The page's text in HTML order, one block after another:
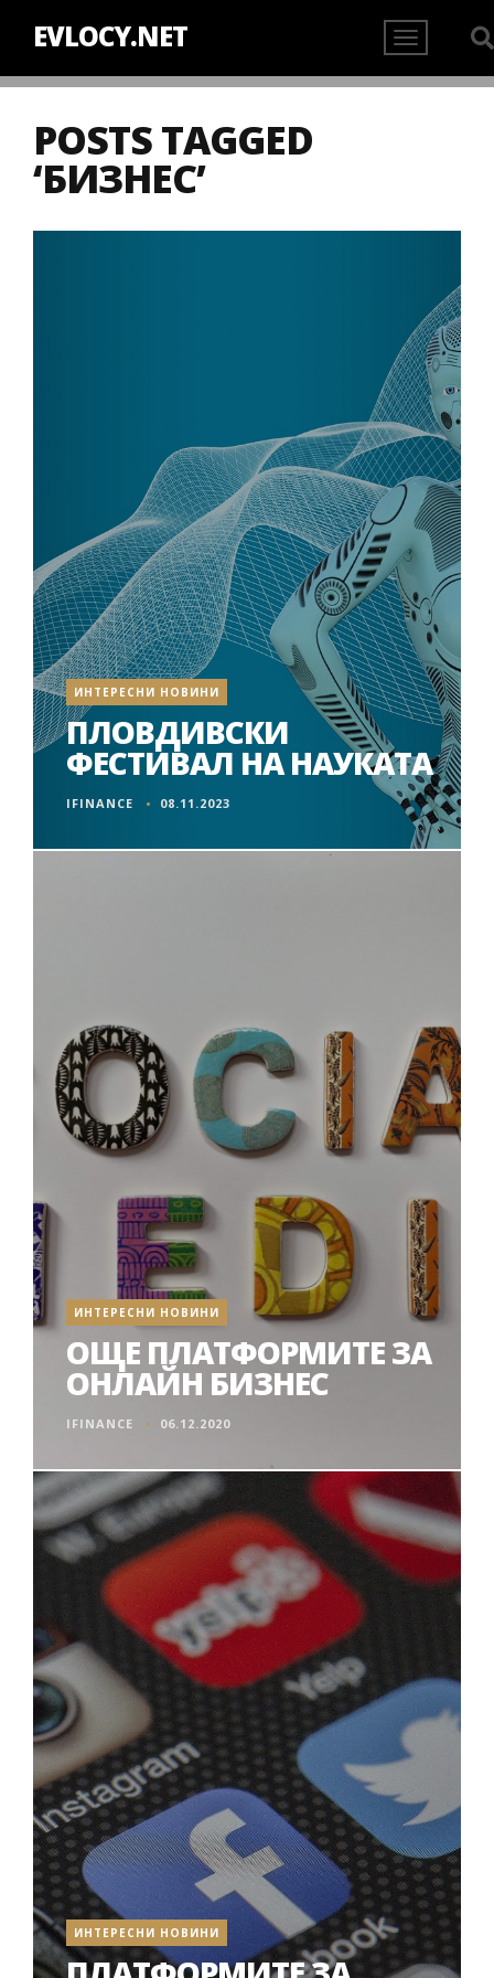
EVLOCY.NET
POSTS TAGGED
‘БИЗНЕС’
ИНТЕРЕСНИ НОВИНИ
ПЛОВДИВСКИ
ФЕСТИВАЛ НА НАУКАТА
IFINANCE 08.11.2023
ИНТЕРЕСНИ НОВИНИ
ОЩЕ ПЛАТФОРМИТЕ ЗА
ОНЛАЙН БИЗНЕС
IFINANCE 06.12.2020
ИНТЕРЕСНИ НОВИНИ